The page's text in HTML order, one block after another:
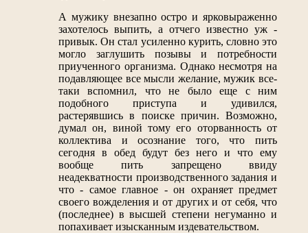
А мужику внезапно остро и ярковыраженно
захотелось выпить, а отчего известно уж -
привык. Он стал усиленно курить, словно это
могло заглушить позывы и потребности
приученного организма. Однако несмотря на
подавляющее все мысли желание, мужик все-
таки вспомнил, что не было еще с ним
подобного приступа и удивился,
растерявшись в поиске причин. Возможно,
думал он, виной тому его оторванность от
коллектива и осознание того, что пить
сегодня в обед будут без него и что ему
вообще пить запрещено ввиду
неадекватности производственного задания и
что - самое главное - он охраняет предмет
своего вожделения и от других и от себя, что
(последнее) в высшей степени негуманно и
попахивает изысканным издевательством.